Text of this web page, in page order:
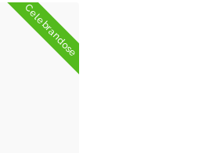
Celebrandose